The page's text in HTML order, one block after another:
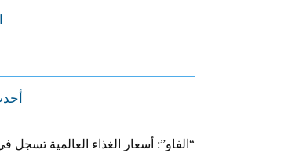
“الفاو”: أسعار الغذاء العالمية تسجل